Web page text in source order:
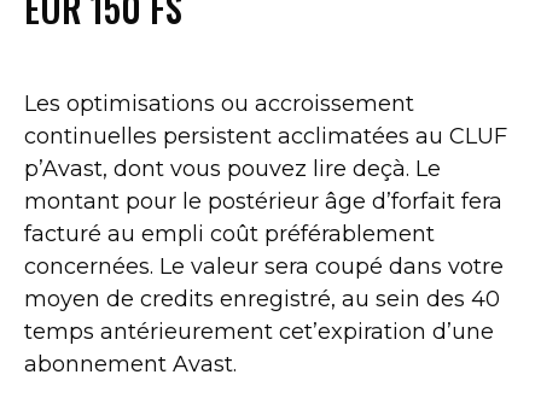
Les optimisations ou accroissement
continuelles persistent acclimatées au CLUF
p’Avast, dont vous pouvez lire deçà. Le
montant pour le postérieur âge d’forfait fera
facturé au empli coût préférablement
concernées. Le valeur sera coupé dans votre
moyen de credits enregistré, au sein des 40
temps antérieurement cet’expiration d’une
abonnement Avast.